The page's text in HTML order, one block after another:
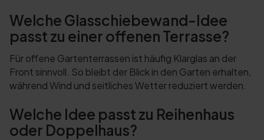
Welche Glasschiebewand-Idee
passt zu einer offenen Terrasse?
Für offene Gartenterrassen ist häufig Klarglas an der
Front sinnvoll. So bleibt der Blick in den Garten erhalten,
während Wind und seitliches Wetter reduziert werden.
Welche Idee passt zu Reihenhaus
oder Doppelhaus?